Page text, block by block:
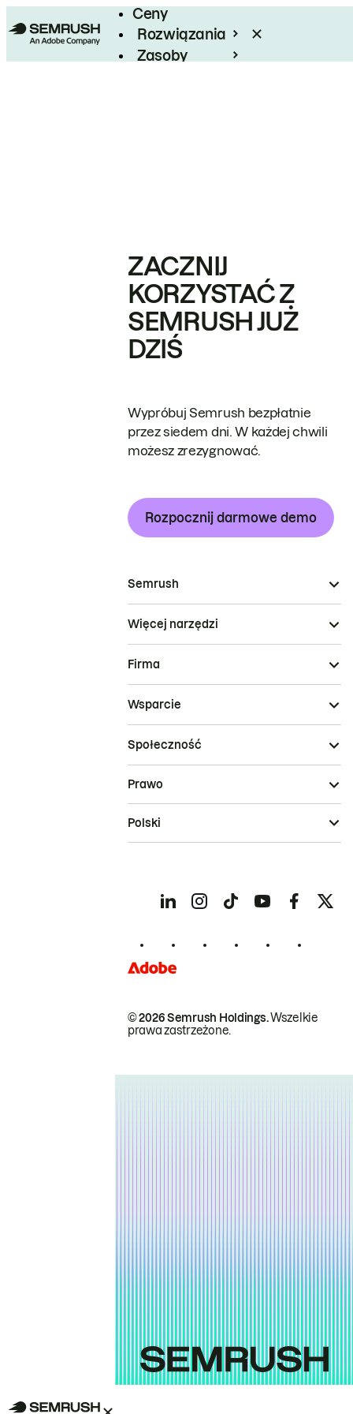
Ceny
Rozwiązania
Zasoby
ZACZNIJ
KORZYSTAĆ Z
SEMRUSH JUŻ
DZIŚ
Wypróbuj Semrush bezpłatnie
przez siedem dni. W każdej chwili
możesz zrezygnować.
Rozpocznij darmowe demo
Semrush
Więcej narzędzi
Firma
Wsparcie
Społeczność
© 2026 Semrush Holdings.Wszelkie
prawa zastrzeżone.
Prawo
Polski